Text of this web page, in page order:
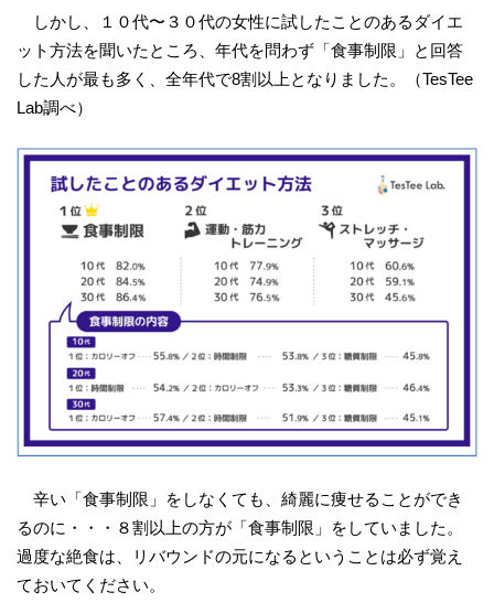
しかし、１０代〜３０代の女性に試したことのあるダイエ
ット方法を聞いたところ、年代を問わず「食事制限」と回答
した人が最も多く、全年代で8割以上となりました。（TesTee
Lab調べ）
辛い「食事制限」をしなくても、綺麗に痩せることができ
るのに・・・８割以上の方が「食事制限」をしていました。
過度な絶食は、リバウンドの元になるということは必ず覚え
ておいてください。